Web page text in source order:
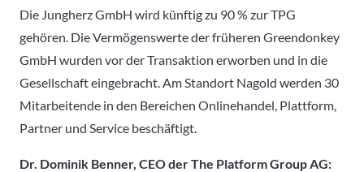
Die Jungherz GmbH wird künftig zu 90 % zur TPG
gehören. Die Vermögenswerte der früheren Greendonkey
GmbH wurden vor der Transaktion erworben und in die
Gesellschaft eingebracht. Am Standort Nagold werden 30
Mitarbeitende in den Bereichen Onlinehandel, Plattform,
Partner und Service beschäftigt.
Dr. Dominik Benner, CEO der The Platform Group AG: